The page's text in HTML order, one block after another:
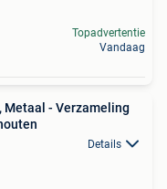
Topadvertentie
Vandaag
Metaal - Verzameling
Details